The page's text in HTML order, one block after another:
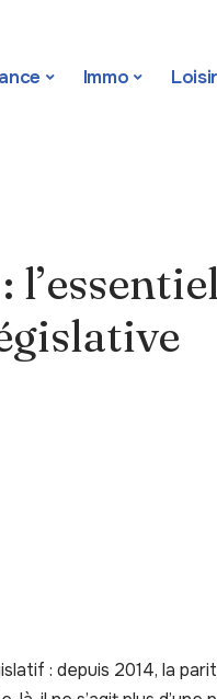
Immo
: depuis 2014, la